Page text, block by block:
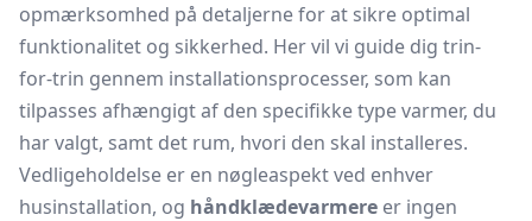
opmærksomhed på detaljerne for at sikre optimal
funktionalitet og sikkerhed. Her vil vi guide dig trin-
for-trin gennem installationsprocesser, som kan
tilpasses afhængigt af den specifikke type varmer, du
har valgt, samt det rum, hvori den skal installeres.
Vedligeholdelse er en nøgleaspekt ved enhver
husinstallation, og håndklædevarmere er ingen